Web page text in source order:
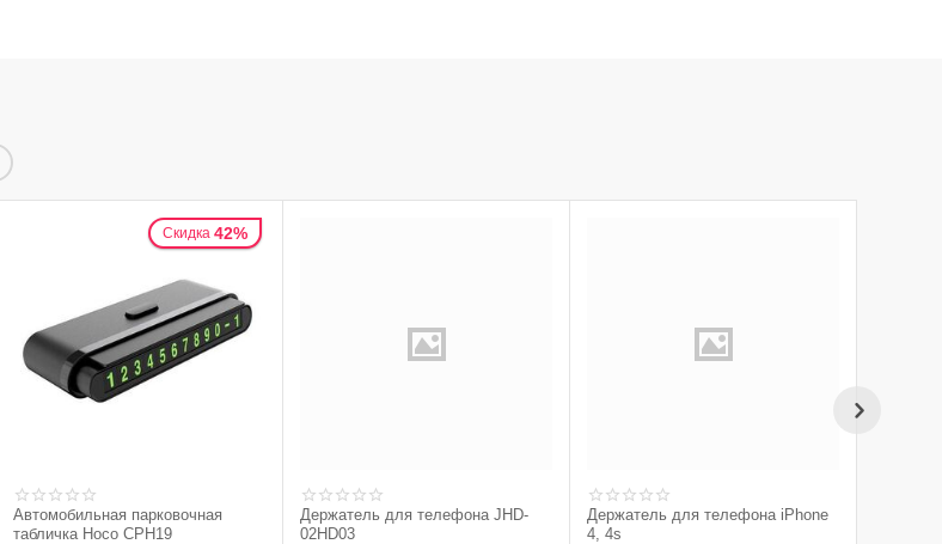
Скидка 42%
Автомобильная парковочная
табличка Hoco CPH19
Держатель для телефона JHD-
02HD03
Держатель для телефона iPhone
4, 4s